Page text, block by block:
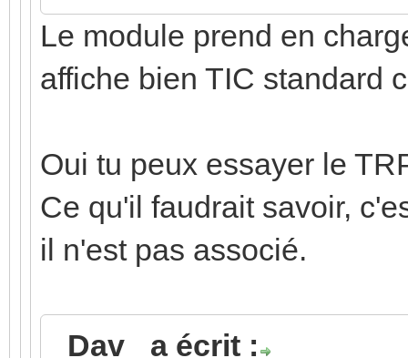
Le module prend en
affiche bien TIC standard
Oui tu peux essayer le
Ce qu'il faudrait savoir,
il n'est pas associé.
_Dav_ a écrit :